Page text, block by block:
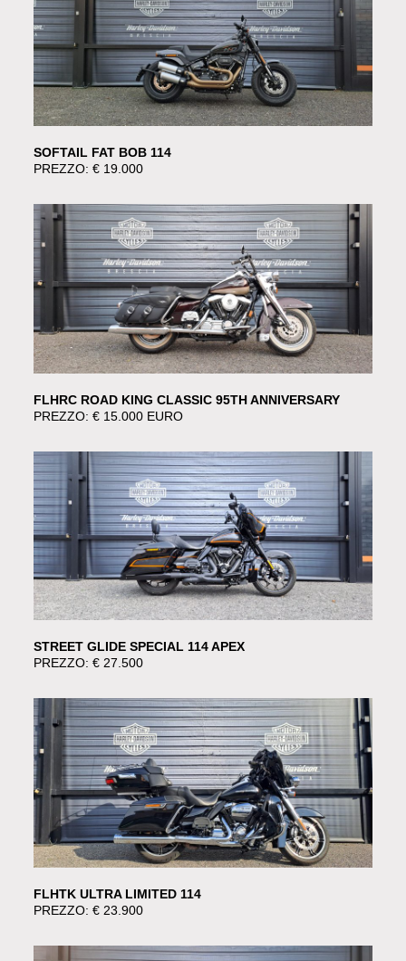
SOFTAIL FAT BOB 114
PREZZO: € 19.000
FLHRC ROAD KING CLASSIC 95TH ANNIVERSARY
PREZZO: € 15.000 EURO
STREET GLIDE SPECIAL 114 APEX
PREZZO: € 27.500
FLHTK ULTRA LIMITED 114
PREZZO: € 23.900